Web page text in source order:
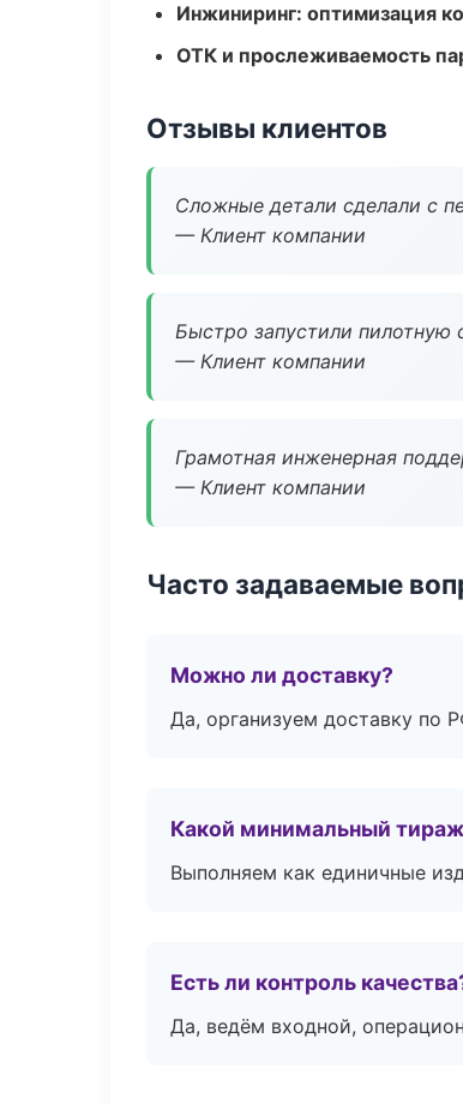
Инжиниринг: оптимизация
ОТК и прослеживаемость
Отзывы клиентов
Сложные детали сделали с
— Клиент компании
Быстро запустили пилотную
— Клиент компании
Грамотная инженерная
— Клиент компании
Часто задаваемые
Можно ли доставку?
Да, организуем доставку по
Какой минимальный
Выполняем как единичные
Есть ли контроль
Да, ведём входной,